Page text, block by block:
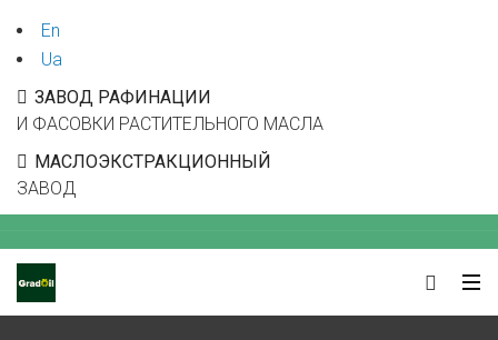
En
Ua
ЗАВОД РАФИНАЦИИ
И ФАСОВКИ РАСТИТЕЛЬНОГО МАСЛА
МАСЛОЭКСТРАКЦИОННЫЙ
ЗАВОД